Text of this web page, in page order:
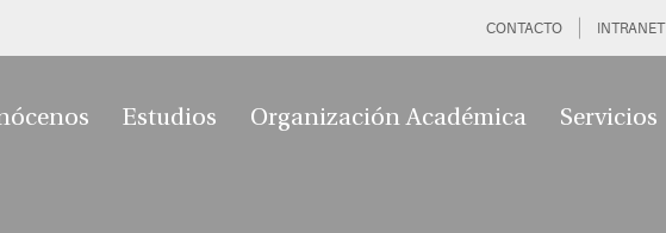
CONTACTO INTRANET
Estudios Organización Académica Servicios